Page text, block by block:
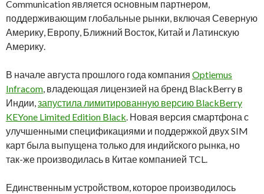
Communication является основным партнером,
поддерживающим глобальные рынки, включая Северную
Америку, Европу, Ближний Восток, Китай и Латинскую
Америку.
В начале августа прошлого года компания Optiemus
Infracom, владеющая лицензией на бренд BlackBerry в
Индии,запустила лимитированную версию BlackBerry
KEYone Limited Edition Black. Новая версия смартфона с
улучшенными спецификациями и поддержкой двух SIM
карт была выпущена только для индийского рынка, но
так-же производилась в Китае компанией TCL.
Единственным устройством, которое производилось